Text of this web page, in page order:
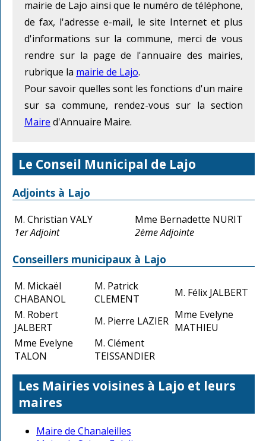
mairie de Lajo ainsi que le numéro de téléphone,
de fax, l'adresse e-mail, le site Internet et plus
d'informations sur la commune, merci de vous
rendre sur la page de l'annuaire des mairies,
rubrique la mairie de Lajo.
Pour savoir quelles sont les fonctions d'un maire
sur sa commune, rendez-vous sur la section
Maire d'Annuaire Maire.
Le Conseil Municipal de Lajo
Adjoints à Lajo
M. Christian VALY
1er Adjoint
Mme Bernadette NURIT
2ème Adjointe
Conseillers municipaux à Lajo
M. Mickaël
CHABANOL
M. Patrick
CLEMENT
M. Félix JALBERT
M. Robert
JALBERT
M. Pierre LAZIER Mme Evelyne
MATHIEU
Mme Evelyne
TALON
M. Clément
TEISSANDIER
Les Mairies voisines à Lajo et leurs
maires
Maire de Chanaleilles